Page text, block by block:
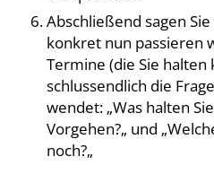
Abschließend sagen
konkret nun passieren
Termine (die Sie
schlussendlich die
wendet: „Was halten
Vorgehen?„ und
noch?„